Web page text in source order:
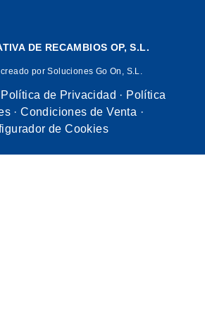
DE RECAMBIOS OP, S.L.
por Soluciones Go On, S.L.
Política de Privacidad · Política
·Condiciones de Venta ·
de Cookies